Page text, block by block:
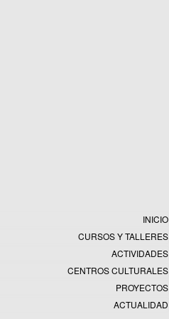
INICIO
CURSOS Y TALLERES
ACTIVIDADES
CENTROS CULTURALES
Equipamientos
PROYECTOS
Exposiciones
ACTUALIDAD